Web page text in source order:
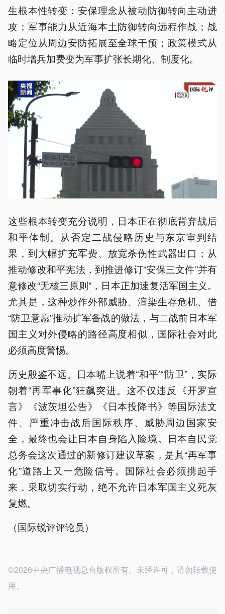
生根本性转变：安保理念从被动防御转向主动进
攻；军事能力从近海本土防御转向远程作战；战
略定位从周边安防拓展至全球干预；政策模式从
临时增兵加费变为军事扩张长期化、制度化。
这些根本转变充分说明，日本正在彻底背弃战后
和平体制。从否定二战侵略历史与东京审判结
果，到大幅扩充军费、放宽杀伤性武器出口；从
推动修改和平宪法，到推进修订“安保三文件”并有
意修改“无核三原则”，日本正加速复活军国主义。
尤其是，这种炒作外部威胁、渲染生存危机、借
“防卫意愿”推动扩军备战的做法，与二战前日本军
国主义对外侵略的路径高度相似，国际社会对此
必须高度警惕。
历史殷鉴不远。日本嘴上说着“和平”“防卫”，实际
朝着“再军事化”狂飙突进。这不仅违反《开罗宣
言》《波茨坦公告》《日本投降书》等国际法文
件、严重冲击战后国际秩序、威胁周边国家安
全，最终也会让日本自身陷入险境。日本自民党
总务会这次通过的新修订建议草案，是其“再军事
化”道路上又一危险信号。国际社会必须携起手
来，采取切实行动，绝不允许日本军国主义死灰
复燃。
（国际锐评评论员）
©2026中央广播电视总台版权所有。未经许可，请勿转载使
用。